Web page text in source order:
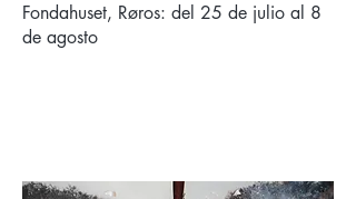
Fondahuset, Røros: del 25 de julio al 8
de agosto